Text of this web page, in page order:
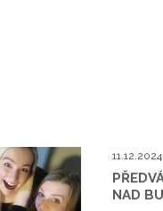
11.12.2024
NAD